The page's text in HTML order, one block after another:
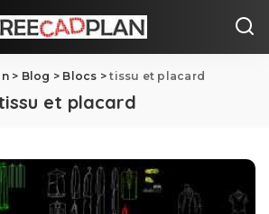
> Blog > Blocs >tissu et placard
et placard